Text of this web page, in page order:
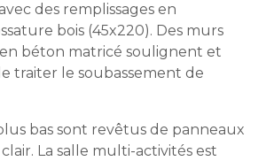
des remplissages en
bois (45x220). Des murs
béton matricé soulignent et
traiter le soubassement de
bas sont revêtus de panneaux
La salle multi-activités est